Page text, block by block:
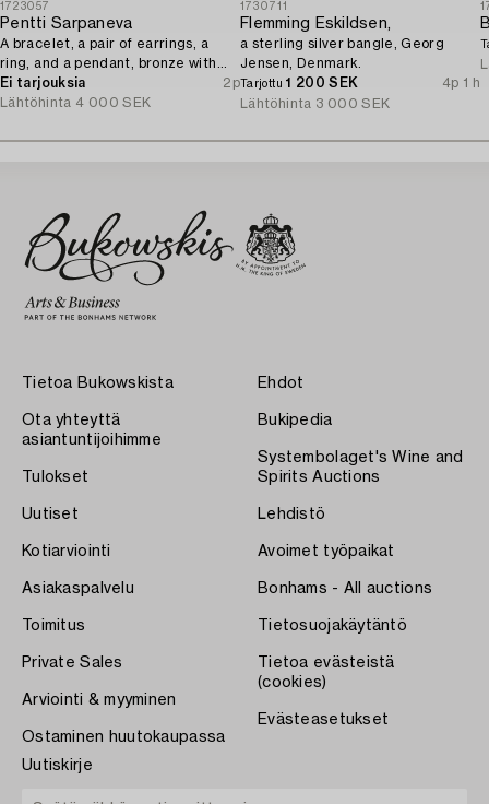
1723057
Pentti Sarpaneva
A bracelet, a pair of earrings, a
ring, and a pendant, bronze with
amethyst, Finland 1960s.
Ei tarjouksia
2p
Lähtöhinta 4 000 SEK
1730711
Flemming Eskildsen,
a sterling silver bangle, Georg
Jensen, Denmark.
Tarjottu1 200 SEK
4p 1 h
Lähtöhinta 3 000 SEK
Tietoa Bukowskista
Ota yhteyttä
asiantuntijoihimme
Tulokset
Uutiset
Kotiarviointi
Asiakaspalvelu
Toimitus
Private Sales
Arviointi & myyminen
Ostaminen huutokaupassa
Ehdot
Bukipedia
Systembolaget's Wine and
Spirits Auctions
Lehdistö
Avoimet työpaikat
Bonhams - All auctions
Tietosuojakäytäntö
Tietoa evästeistä
(cookies)
Evästeasetukset
Uutiskirje